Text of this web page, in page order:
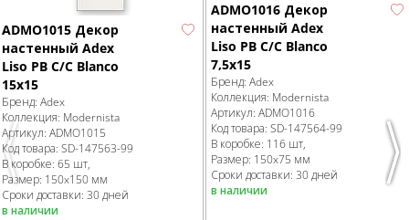
Previous
ADMO1015 Декор
настенный Adex
Liso PB C/C Blanco
15х15
Бренд: Adex
Коллекция: Modernista
Артикул: ADMO1015
Код товара: SD-147563-99
В коробке: 65 шт,
Размер: 150x150 мм
Сроки доставки: 30 дней
в наличии
ADMO1016 Декор
настенный Adex
Liso PB C/C Blanco
7,5х15
Бренд: Adex
Коллекция: Modernista
Артикул: ADMO1016
Код товара: SD-147564-99
В коробке: 116 шт,
Размер: 150x75 мм
Сроки доставки: 30 дней
в наличии